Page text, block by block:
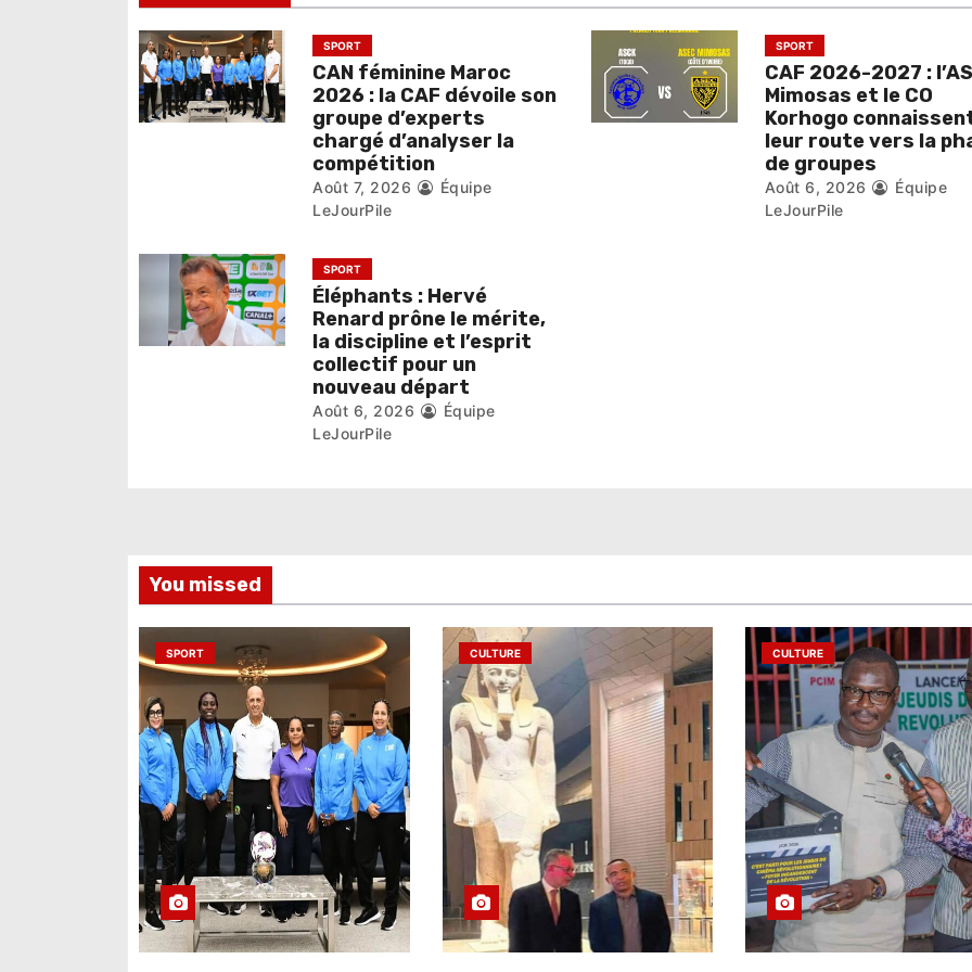
d
e
l
’
t
c
SPORT
CAN féminine Maroc
2026 : la CAF dévoile son
groupe d’experts
chargé d’analyser la
compétition
Août 7, 2026
Équipe
LeJourPile
SPORT
CAF 2026-2027 :
Mimosas et le CO
Korhogo
leur route vers la
de groupes
Août 6, 2026
Équipe
LeJourPile
SPORT
Éléphants : Hervé
Renard prône le mérite,
la discipline et l’esprit
collectif pour un
nouveau départ
Août 6, 2026
Équipe
LeJourPile
You missed
SPORT CULTURE CULTURE